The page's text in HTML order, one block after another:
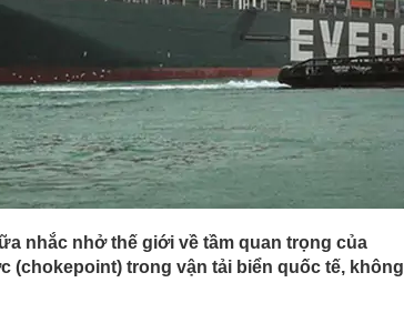
Việt từ chối đóng phim Hollywood: Cô gái vàng
đã thấy tự hào
của ngân hàng cần phòng ngừa tình trạng
số 9 lại khiến bạn mua nhiều hơn?
nhắc nhở thế giới về tầm quan trọng của
trong vận tải biển quốc tế, không